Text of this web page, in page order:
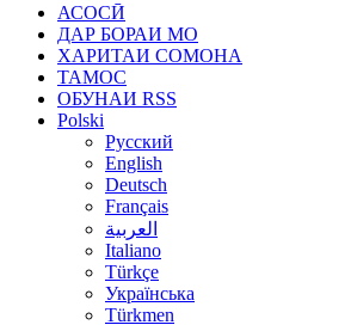
АСОСӢ
ДАР БОРАИ МО
ХАРИТАИ СОМОНА
ТАМОС
ОБУНАИ RSS
Polski
Русский
English
Deutsch
Français
العربية
Italiano
Türkçe
Українська
Türkmen